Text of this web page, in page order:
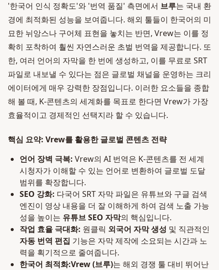
'한국어 인식 정확도'와 '번역 품질' 측면에서 브루는 국내 환
경에 최적화된 성능을 보여줍니다. 해외 툴들이 한국어의 미
묘한 뉘앙스나 구어체 표현을 놓치는 반면, Vrew는 이를 정
확히 포착하여 훨씬 자연스러운 초벌 번역을 제공합니다. 또
한, 여러 언어의 자막을 한 번에 생성하고, 이를 무료로 SRT
파일로 내보낼 수 있다는 점은 글로벌 채널을 운영하는 크리
에이터에게 매우 강력한 장점입니다. 이러한 요소들을 종합
해 볼 때, K-콘텐츠의 세계화를 목표로 한다면 Vrew가 가장
효율적이고 경제적인 선택지라 할 수 있습니다.
핵심 요약: Vrew를 활용한 글로벌 콘텐츠 전략
언어 장벽 극복: Vrew의 AI 번역은 K-콘텐츠를 전 세계
시청자가 이해할 수 있는 언어로 변환하여 글로벌 도달
범위를 확장합니다.
SEO 강화: 다국어 SRT 자막 파일은 유튜브와 구글 검색
엔진이 영상 내용을 더 잘 이해하게 하여 검색 노출 가능
성을 높이는 유튜브 SEO 자막의 핵심입니다.
작업 효율 극대화: 원클릭 외국어 자막 생성 및 직관적인
자동 번역 편집 기능은 자막 제작에 소요되는 시간과 노
력을 획기적으로 줄여줍니다.
한국어 최적화:Vrew (브루)는 해외 경쟁 툴 대비 뛰어난